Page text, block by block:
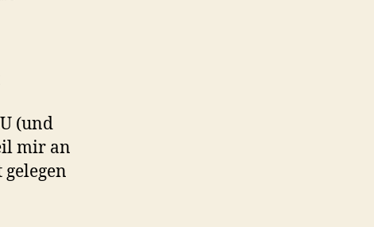
(und
mir an